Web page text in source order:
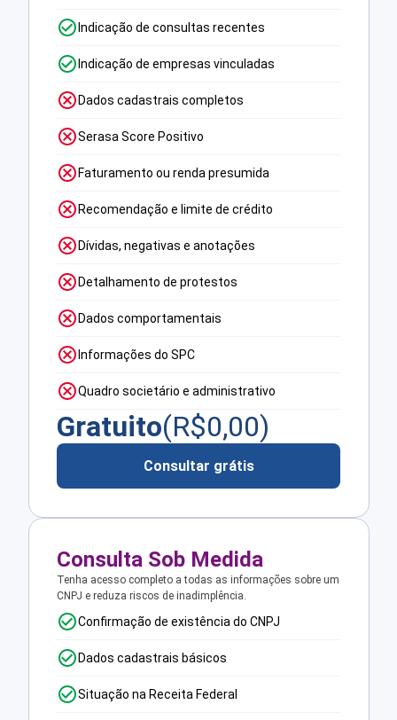
Indicação de consultas recentes
Indicação de empresas vinculadas
Dados cadastrais completos
Serasa Score Positivo
Faturamento ou renda presumida
Recomendação e limite de crédito
Dívidas, negativas e anotações
Detalhamento de protestos
Dados comportamentais
Informações do SPC
Quadro societário e administrativo
Gratuito(R$0,00)
Consultar grátis
Consulta Sob Medida
Tenha acesso completo a todas as informações sobre um
CNPJ e reduza riscos de inadimplência.
Confirmação de existência do CNPJ
Dados cadastrais básicos
Situação na Receita Federal